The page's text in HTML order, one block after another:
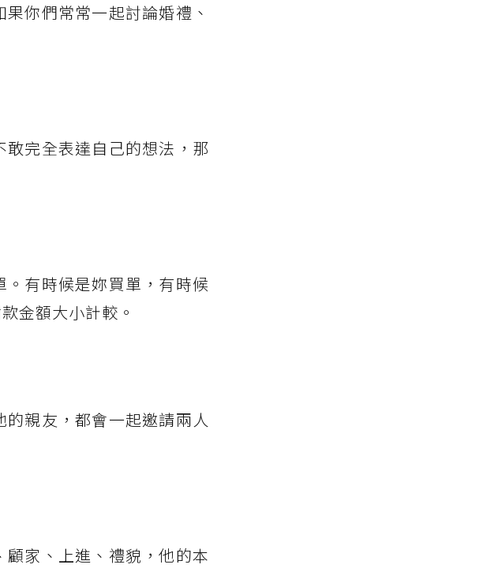
你們常常一起討論婚禮、
完全表達自己的想法，那
有時候是妳買單，有時候
金額大小計較。
親友，都會一起邀請兩人
家、上進、禮貌，他的本